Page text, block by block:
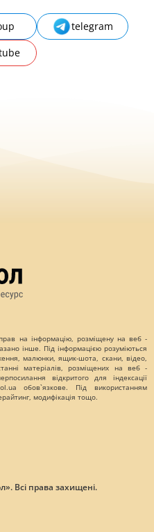
telegram
на інформацію, розміщену на веб -
інше. Під інформацією розуміються
малюнки, ящик-шота, скани, відео,
матеріалів, розміщених на веб -
відкритого для індексації
обов`язкове. Під використанням
модифікація тощо.
Всі права захищені.